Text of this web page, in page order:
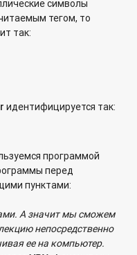
DNS на микропрограмме
в сетевых накопителях
приложений на
для подключения к
без пароля
приложения?
SMB через SSH?
символы
тегом, то
так:
идентифицируется так:
программой
перед
пунктами:
А значит мы сможем
непосредственно
ее на компьютер.